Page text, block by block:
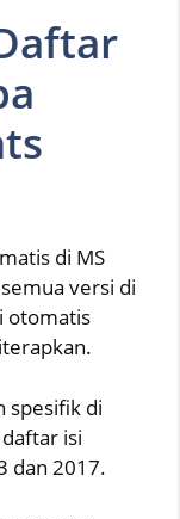
di MS
versi di
otomatis
spesifik di
isi
dan 2017.